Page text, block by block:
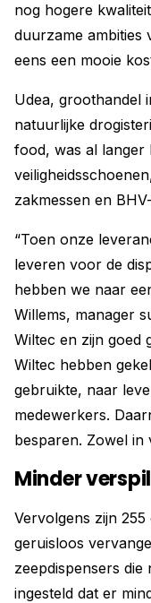
nog hogere
duurzame ambities
eens een mooie
Udea, groothandel
natuurlijke
food, was al langer
zakmessen en
“Toen onze
leveren voor de
hebben we naar
Willems, manager
Wiltec en zijn goed
Wiltec hebben
gebruikte, naar
medewerkers.
besparen. Zowel in
Minder
Vervolgens zijn
geruisloos
zeepdispensers
ingesteld dat er